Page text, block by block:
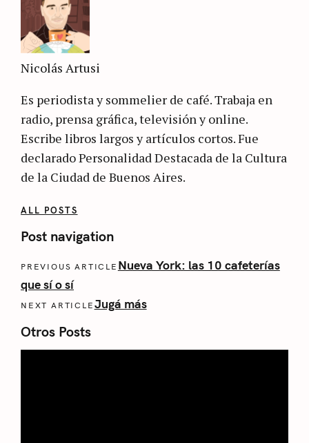
Nicolás Artusi
Es periodista y sommelier de café. Trabaja en
radio, prensa gráfica, televisión y online.
Escribe libros largos y artículos cortos. Fue
declarado Personalidad Destacada de la Cultura
de la Ciudad de Buenos Aires.
ALL POSTS
Post navigation
PREVIOUS ARTICLE Nueva York: las 10 cafeterías
que sí o sí
NEXT ARTICLE Jugá más
Otros Posts